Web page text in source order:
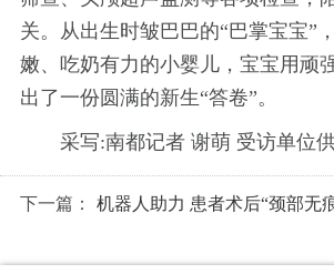
关。从出生时皱巴巴的“巴掌宝宝”
嫩、吃奶有力的小婴儿，宝宝用顽
出了一份圆满的新生“答卷”。
采写:南都记者 谢萌 受访单位供
下一篇： 机器人助力 患者术后“颈部无